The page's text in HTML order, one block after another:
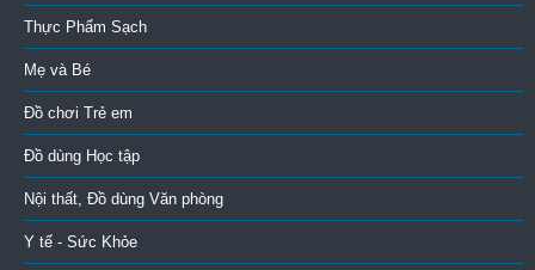
Thực Phẩm Sạch
Mẹ và Bé
Đồ chơi Trẻ em
Đồ dùng Học tập
Nội thất, Đồ dùng Văn phòng
Y tế - Sức Khỏe